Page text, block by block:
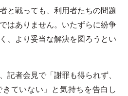
と戦っても、利用者たちの問題
はありません。いたずらに紛争
、より妥当な解決を図ろうとい
記者会見で「謝罪も得られず、
ていない」と気持ちを告白し